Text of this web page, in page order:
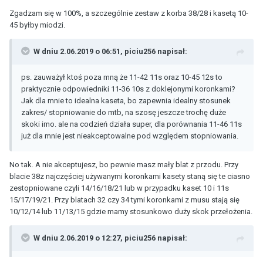
Zgadzam się w 100%, a szczególnie zestaw z korba 38/28 i kasetą 10-
45 byłby miodzi.
W dniu 2.06.2019 o 06:51, piciu256 napisał:
ps. zauważył ktoś poza mną że 11-42 11s oraz 10-45 12s to
praktycznie odpowiedniki 11-36 10s z doklejonymi koronkami?
Jak dla mnie to idealna kaseta, bo zapewnia idealny stosunek
zakres/ stopniowanie do mtb, na szosę jeszcze trochę duże
skoki imo. ale na codzień działa super, dla porównania 11-46 11s
już dla mnie jest nieakceptowalne pod względem stopniowania.
No tak. A nie akceptujesz, bo pewnie masz mały blat z przodu. Przy
blacie 38z najczęściej używanymi koronkami kasety staną się te ciasno
zestopniowane czyli 14/16/18/21 lub w przypadku kaset 10 i 11s
15/17/19/21. Przy blatach 32 czy 34 tymi koronkami z musu stają się
10/12/14 lub 11/13/15 gdzie mamy stosunkowo duży skok przełożenia.
W dniu 2.06.2019 o 12:27, piciu256 napisał: